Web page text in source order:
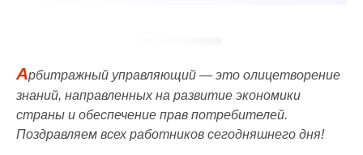
Арбитражный управляющий — это олицетворение
знаний, направленных на развитие экономики
страны и обеспечение прав потребителей.
Поздравляем всех работников сегодняшнего дня!